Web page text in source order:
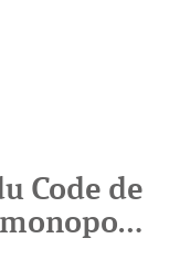
Code de